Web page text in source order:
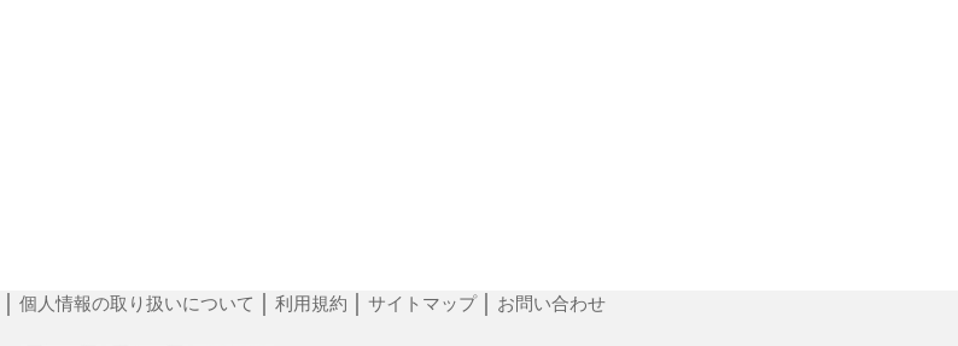
個人情報の取り扱いについて 利用規約 サイトマップ│ お問い合わせ